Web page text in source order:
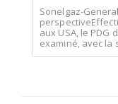
Sonelgaz-
aux USA, le PDG
examiné, avec la